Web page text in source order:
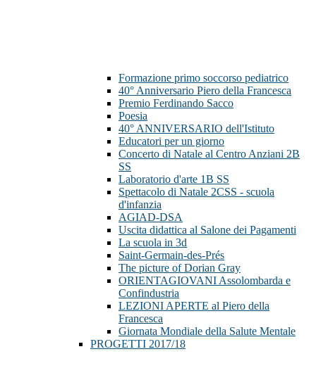
Formazione primo soccorso pediatrico
40° Anniversario Piero della Francesca
Premio Ferdinando Sacco
Poesia
40° ANNIVERSARIO dell'Istituto
Educatori per un giorno
Concerto di Natale al Centro Anziani 2B
SS
Laboratorio d'arte 1B SS
Spettacolo di Natale 2CSS - scuola
d'infanzia
AGIAD-DSA
Uscita didattica al Salone dei Pagamenti
La scuola in 3d
Saint-Germain-des-Prés
The picture of Dorian Gray
ORIENTAGIOVANI Assolombarda e
Confindustria
LEZIONI APERTE al Piero della
Francesca
Giornata Mondiale della Salute Mentale
PROGETTI 2017/18